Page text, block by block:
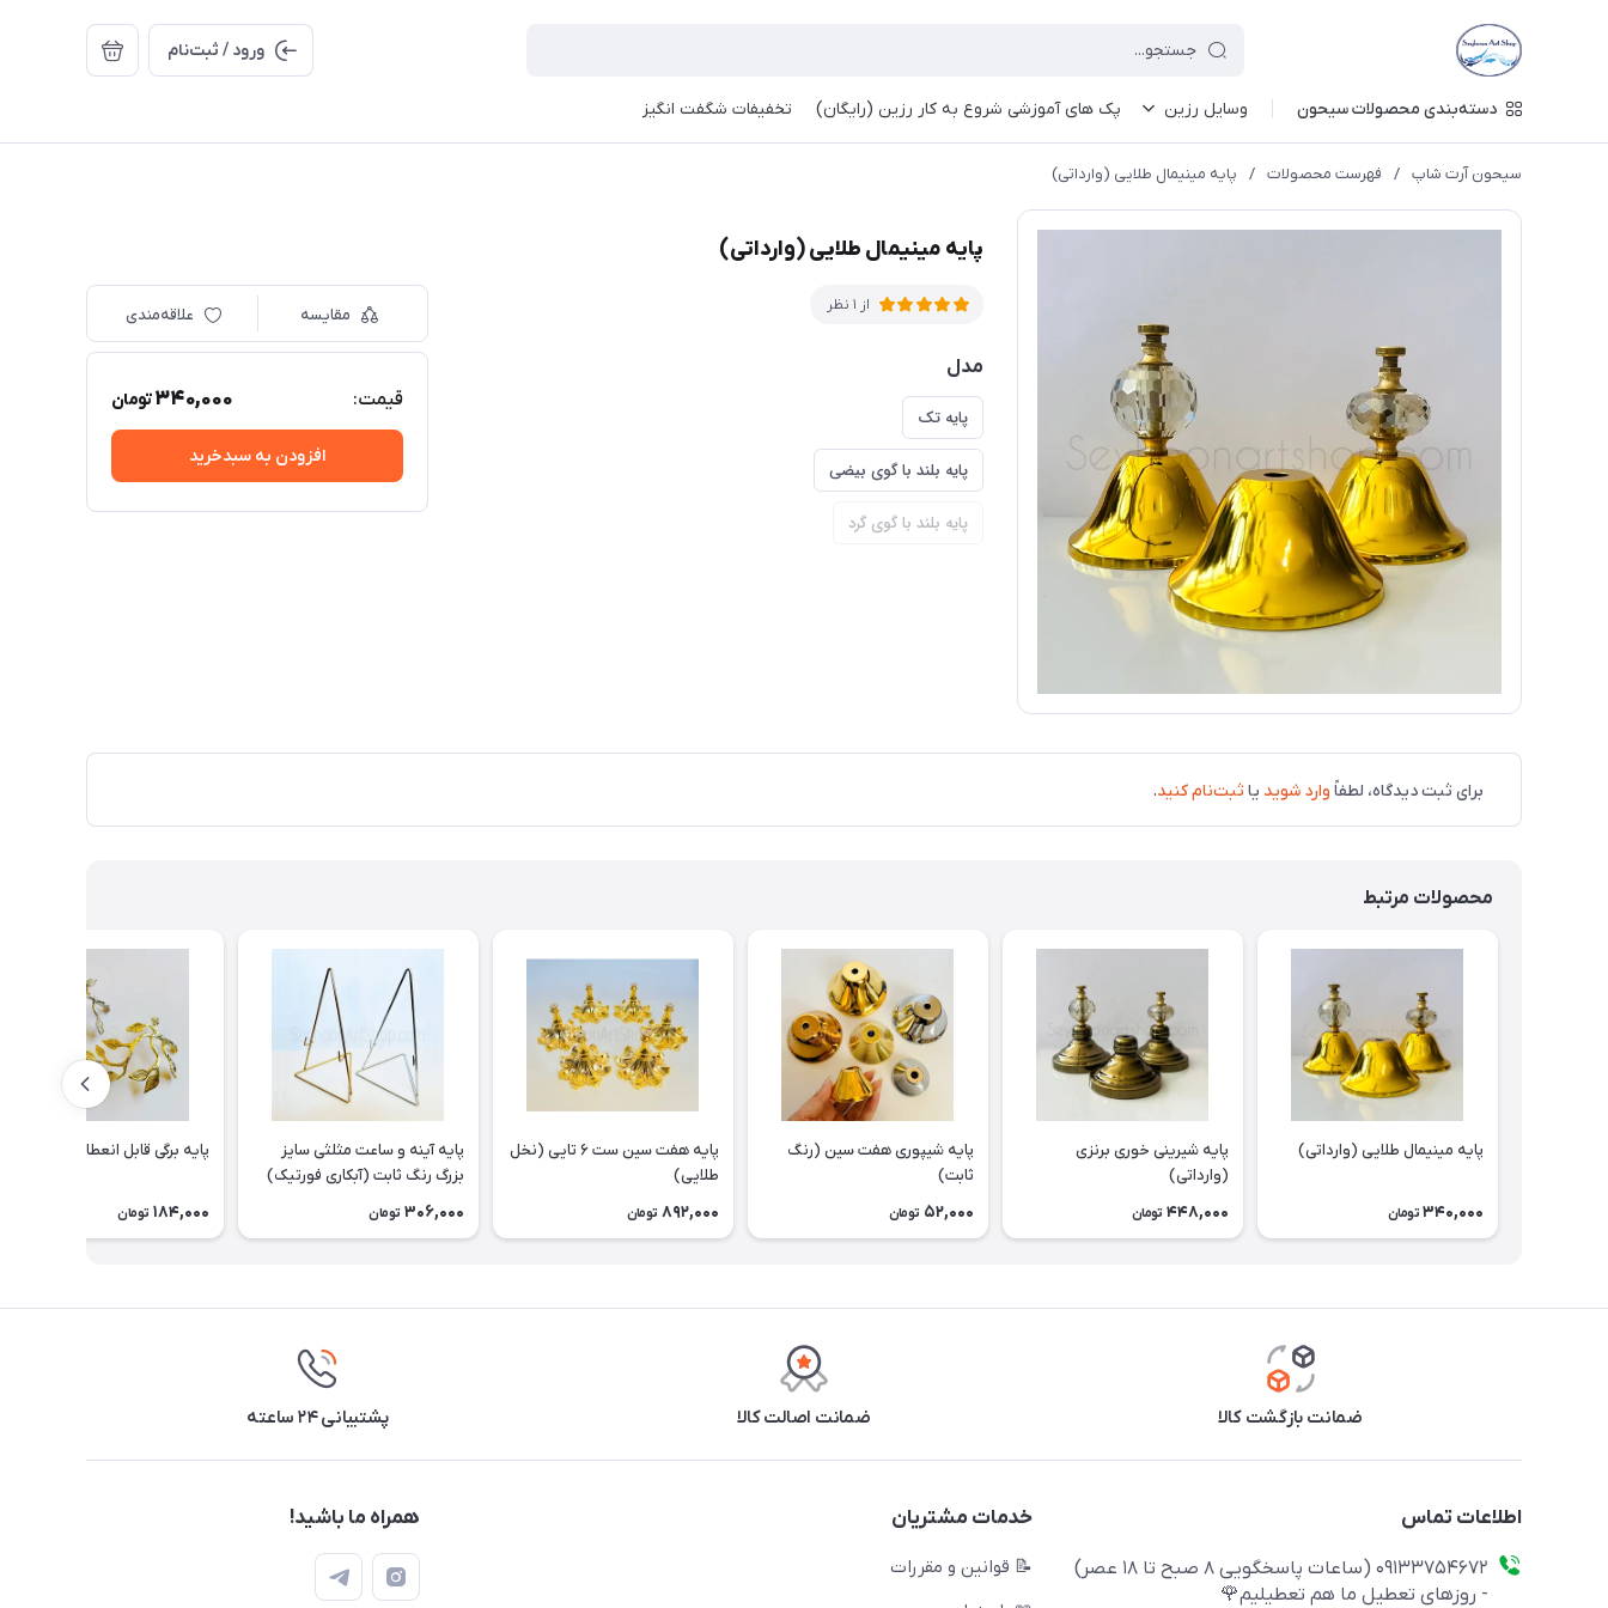
ورود / ثبت‌نام
دسته‌بندی محصولات سیحون وسایل رزین پک های آموزشی شروع به کار رزین (رایگان) تخفیفات شگفت انگیز
سیحون آرت شاپ / فهرست محصولات / پایه مینیمال طلایی (وارداتی)
پایه مینیمال طلایی (وارداتی)
از 1 نظر
مدل
پایه تک
پایه بلند با گوی بیضی
پایه بلند با گوی گرد
مقایسه علاقه‌مندی
قیمت: 340,000تومان
افزودن به سبدخرید
برای ثبت دیدگاه، لطفاً وارد شوید یا ثبت‌نام کنید.
محصولات مرتبط
پایه مینیمال طلایی (وارداتی)
340,000 تومان
پایه شیرینی خوری برنزی
(وارداتی)
448,000 تومان
پایه شیپوری هفت سین (رنگ
ثابت)
52,000 تومان
پایه هفت سین ست ۶ تایی (نخل
طلایی)
892,000 تومان
پایه آینه و ساعت مثلثی سایز
بزرگ رنگ ثابت (آبکاری فورتیک)
306,000 تومان
پایه برگی قابل انعطاف
184,000 تومان
ضمانت بازگشت کالا ضمانت اصالت کالا پشتیبانی ۲۴ ساعته
اطلاعات تماس
09133754672 (ساعات پاسخگویی ۸ صبح تا ۱۸ عصر)
- روزهای تعطیل ما هم تعطیلیم🌹
خدمات مشتریان
📝 قوانین و مقررات
همراه ما باشید!